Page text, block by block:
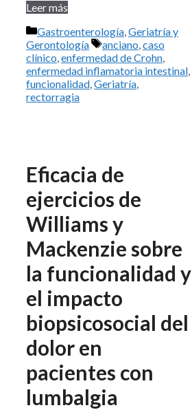
Leer más
Categorías
Gastroenterología,Geriatría y
Gerontología
Etiquetas
anciano,caso
clínico,enfermedad de Crohn,
enfermedad inflamatoria intestinal,
funcionalidad,Geriatría,
rectorragia
Eficacia de
ejercicios de
Williams y
Mackenzie sobre
la funcionalidad y
el impacto
biopsicosocial del
dolor en
pacientes con
lumbalgia